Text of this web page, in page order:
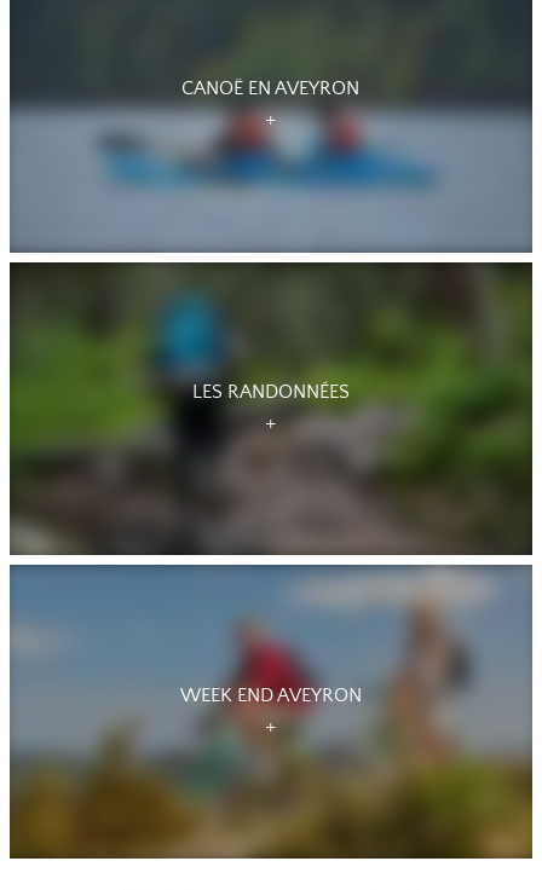
CANOË EN AVEYRON
LES RANDONNÉES
WEEK END AVEYRON